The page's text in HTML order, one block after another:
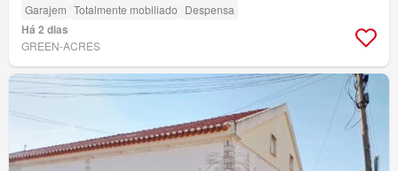
Garajem Totalmente mobiliado Despensa
Há 2 dias
GREEN-ACRES